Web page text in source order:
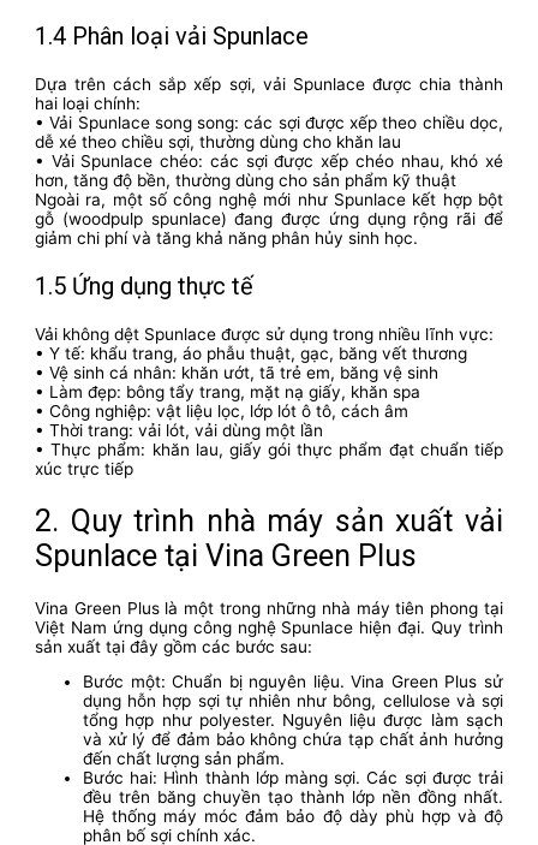
1.4 Phân loại vải Spunlace
Dựa trên cách sắp xếp sợi, vải Spunlace được chia thành
hai loại chính:
• Vải Spunlace song song: các sợi được xếp theo chiều dọc,
dễ xé theo chiều sợi, thường dùng cho khăn lau
• Vải Spunlace chéo: các sợi được xếp chéo nhau, khó xé
hơn, tăng độ bền, thường dùng cho sản phẩm kỹ thuật
Ngoài ra, một số công nghệ mới như Spunlace kết hợp bột
gỗ (woodpulp spunlace) đang được ứng dụng rộng rãi để
giảm chi phí và tăng khả năng phân hủy sinh học.
1.5 Ứng dụng thực tế
Vải không dệt Spunlace được sử dụng trong nhiều lĩnh vực:
• Y tế: khẩu trang, áo phẫu thuật, gạc, băng vết thương
• Vệ sinh cá nhân: khăn ướt, tã trẻ em, băng vệ sinh
• Làm đẹp: bông tẩy trang, mặt nạ giấy, khăn spa
• Công nghiệp: vật liệu lọc, lớp lót ô tô, cách âm
• Thời trang: vải lót, vải dùng một lần
• Thực phẩm: khăn lau, giấy gói thực phẩm đạt chuẩn tiếp
xúc trực tiếp
2. Quy trình nhà máy sản xuất vải
Spunlace tại Vina Green Plus
Vina Green Plus là một trong những nhà máy tiên phong tại
Việt Nam ứng dụng công nghệ Spunlace hiện đại. Quy trình
sản xuất tại đây gồm các bước sau:
Bước một: Chuẩn bị nguyên liệu. Vina Green Plus sử
dụng hỗn hợp sợi tự nhiên như bông, cellulose và sợi
tổng hợp như polyester. Nguyên liệu được làm sạch
và xử lý để đảm bảo không chứa tạp chất ảnh hưởng
đến chất lượng sản phẩm.
Bước hai: Hình thành lớp màng sợi. Các sợi được trải
đều trên băng chuyền tạo thành lớp nền đồng nhất.
Hệ thống máy móc đảm bảo độ dày phù hợp và độ
phân bố sợi chính xác.